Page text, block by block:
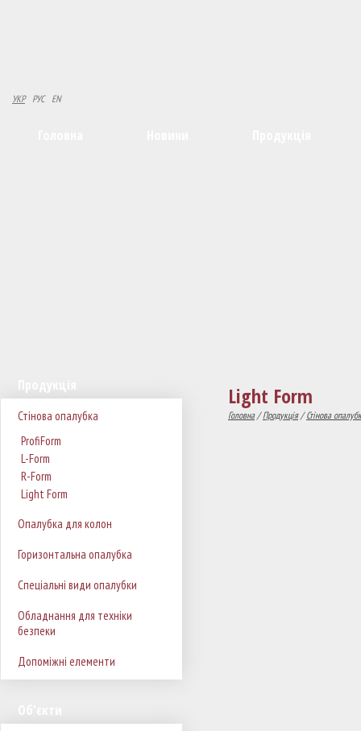
УКР РУС EN
Стінова опалубка
ProfiForm
L-Form
R-Form
Light Form
Опалубка для колон
Горизонтальна опалубка
Спеціальні види опалубки
Обладнання для техніки
безпеки
Допоміжні елементи
Light Form
Головна/Продукція/Стінова